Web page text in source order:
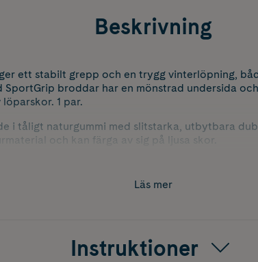
Beskrivning
ett stabilt grepp och en trygg vinterlöpning,
SportGrip broddar har en mönstrad undersida
1 par.
i tåligt naturgummi med slitstarka, utbytbara
och kan färga av sig på ljusa skor.
Läs mer
Instruktioner